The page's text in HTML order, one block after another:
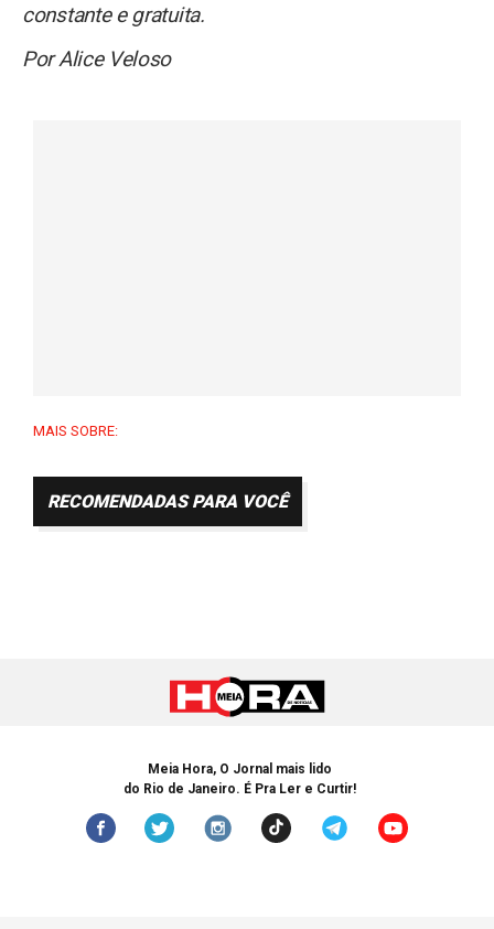
constante e gratuita.
Por Alice Veloso
MAIS SOBRE:
RECOMENDADAS PARA VOCÊ
Meia Hora, O Jornal mais lido
do Rio de Janeiro. É Pra Ler e Curtir!